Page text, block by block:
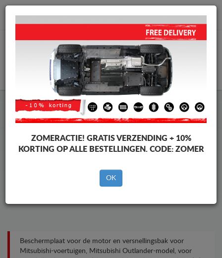
info@motorbeschermplaat.com
WINKELWAGEN
Beschermplaat Onder Auto
Mitsubishi Outlander
Beschermplaat voor de motor en versnellingsbak voor
Mitsubishi-voertuigen, Mitsubishi Outlander-model, voor
ZOMERACTIE! GRATIS VERZENDING + 10%
KORTING OP ALLE BESTELLINGEN. CODE: ZOMER
OK